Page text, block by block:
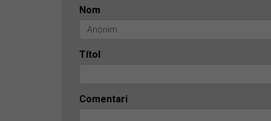
Nom
Títol
Comentari